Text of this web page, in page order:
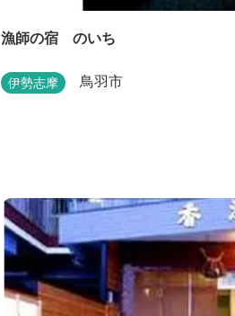
漁師の宿 のいち
伊勢志摩 鳥羽市